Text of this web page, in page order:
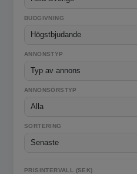
BUDGIVNING
ANNONSTYP
ANNONSÖRSTYP
SORTERING
PRISINTERVALL (SEK)